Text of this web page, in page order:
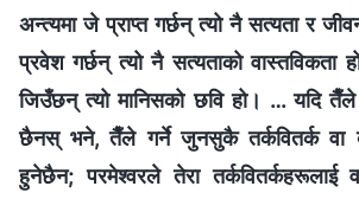
अन्त्यमा जे प्राप्त गर्छन् त्यो नै सत्यता र
प्रवेश गर्छन् त्यो नै सत्यताको वास्तविकता
जिउँछन् त्यो मानिसको छवि हो। … यदि तैँले
छैनस् भने, तैँले गर्ने जुनसुकै तर्कवितर्क वा
हुनेछैन; परमेश्‍वरले तेरा तर्कवितर्कहरूलाई